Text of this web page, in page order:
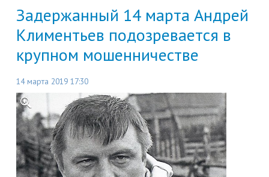
Задержанный 14 марта Андрей
Климентьев подозревается в
крупном мошенничестве
14 марта 2019 17:30